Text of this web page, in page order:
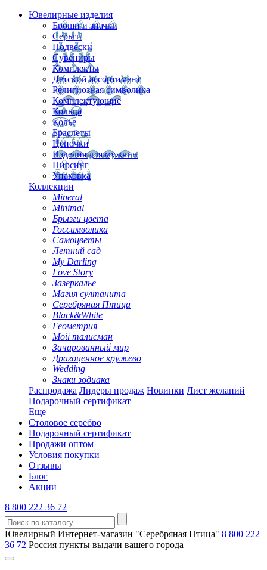
Ювелирные изделия
Броши и значки
Серьги
Подвески
Сувениры
Комплекты
Детский ассортимент
Религиозная символика
Комплектующие
Кольца
Колье
Браслеты
Цепочки
Изделия для мужчин
Пирсинг
Упаковка
Коллекции
Mineral
Minimal
Брызги цвета
Госсимволика
Самоцветы
Летний сад
My Darling
Love Story
Зазеркалье
Магия султанита
Серебряная Птица
Black&White
Геометрия
Мой талисман
Зачарованный мир
Драгоценное кружево
Wedding
Знаки зодиака
Распродажа Лидеры продаж Новинки Лист желаний
Подарочный сертификат
Еще
Столовое серебро
Подарочный сертификат
Продажи оптом
Условия покупки
Отзывы
Блог
Акции
8 800 222 36 72
Ювелирный Интернет-магазин "Серебряная Птица" 8 800 222
36 72 Россия пункты выдачи вашего города